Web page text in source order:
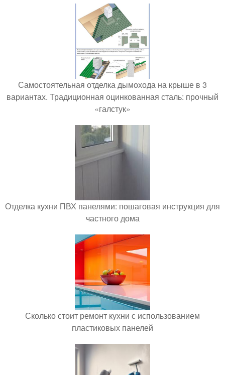
Самостоятельная отделка дымохода на крыше в 3
вариантах. Традиционная оцинкованная сталь: прочный
«галстук»
Отделка кухни ПВХ панелями: пошаговая инструкция для
частного дома
Сколько стоит ремонт кухни с использованием
пластиковых панелей